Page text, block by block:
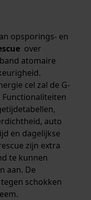
opsporings- en
over
atomaire
cel zal de G-
Functionaliteiten
auto
en dagelijkse
zijn extra
te kunnen
aan. De
schokken